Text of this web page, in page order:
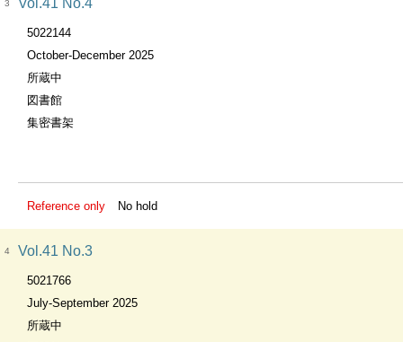
3 Vol.41 No.4
5022144
October-December 2025
所蔵中
図書館
集密書架
Reference only No hold
4 Vol.41 No.3
5021766
July-September 2025
所蔵中